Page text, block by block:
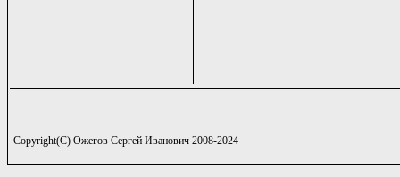
Copyright(C) Ожегов Сергей Иванович 2008-2024